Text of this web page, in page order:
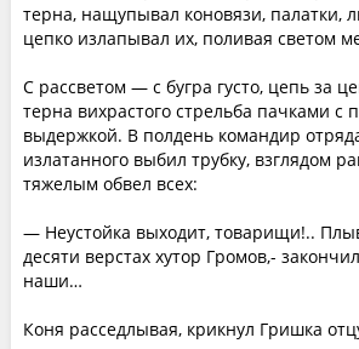
терна, нащупывал коновязи, палатки,
цепко излапывал их, поливая светом
С рассветом — с бугра густо, цепь за
терна вихрастого стрельба пачками с
выдержкой. В полдень командир
излатанного выбил трубку, взглядом
тяжелым обвел всех:
— Неустойка выходит, товарищи!..
десяти верстах хутор Громов,-
наши…
Коня расседлывая, крикнул Гришка